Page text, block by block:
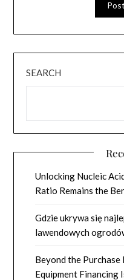
SEARCH
Unlocking Nucleic
Ratio Remains the
Gdzie ukrywa się
lawendowych
Beyond the
Equipment Financing